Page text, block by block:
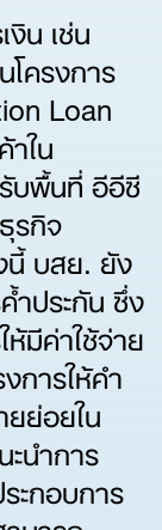
น เช่น
ครงการ
Loan
ใน
บพื้นที่ อีอีซี
รกิจ
นี้ บสย. ยัง
ำประกัน ซึ่ง
มีค่าใช้จ่าย
การให้คำ
ย่อยใน
นำการ
ะกอบการ